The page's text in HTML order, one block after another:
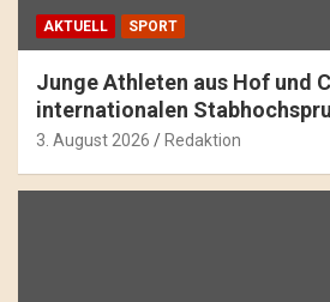
AKTUELL SPORT
Junge Athleten aus Hof und
internationalen
3. August 2026 Redaktion